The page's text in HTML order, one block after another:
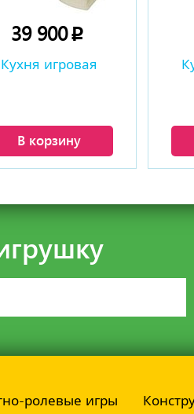
39 900p
Кухня игровая
В корзину
ролевые игры